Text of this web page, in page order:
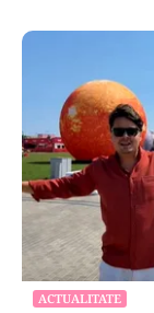
ACTUALITATE